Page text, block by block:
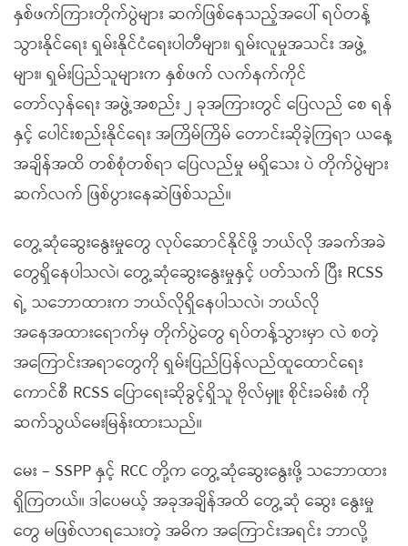
နှစ်ဖက်ကြားတိုက်ပွဲများ ဆက်ဖြစ်နေသည့်အပေါ် ရပ်တန့်
သွားနိုင်ရေး ရှမ်းနိုင်ငံရေးပါတီများ၊ ရှမ်းလူမှုအသင်း အဖွဲ့
များ၊ ရှမ်းပြည်သူများက နှစ်ဖက် လက်နက်ကိုင်
တော်လှန်ရေး အဖွဲ့အစည်း ၂ ခုအကြားတွင် ပြေလည် စေ ရန်
နှင့် ပေါင်းစည်းနိုင်ရေး အကြိမ်ကြိမ် တောင်းဆိုခဲ့ကြရာ ယနေ့
အချိန်အထိ တစ်စုံတစ်ရာ ပြေလည်မှု မရှိသေး ပဲ တိုက်ပွဲများ
ဆက်လက် ဖြစ်ပွားနေဆဲဖြစ်သည်။
တွေ့ဆုံဆွေးနွေးမှုတွေ လုပ်ဆောင်နိုင်ဖို့ ဘယ်လို အခက်အခဲ
တွေရှိနေပါသလဲ၊ တွေ့ဆုံဆွေးနွေးမှုနှင့် ပတ်သက် ပြီး RCSS
ရဲ့ သဘောထားက ဘယ်လိုရှိနေပါသလဲ၊ ဘယ်လို
အနေအထားရောက်မှ တိုက်ပွဲတွေ ရပ်တန့်သွားမှာ လဲ စတဲ့
အကြောင်းအရာတွေကို ရှမ်းပြည်ပြန်လည်ထူထောင်ရေး
ကောင်စီ RCSS ပြောရေးဆိုခွင့်ရှိသူ ဗိုလ်မှူး စိုင်းခမ်းစံ ကို
ဆက်သွယ်မေးမြန်းထားသည်။
မေး – SSPP နှင့် RCC တို့က တွေ့ဆုံဆွေးနွေးဖို့ သဘောထား
ရှိကြတယ်။ ဒါပေမယ့် အခုအချိန်အထိ တွေ့ဆုံ ဆွေး နွေးမှု
တွေ မဖြစ်လာရသေးတဲ့ အဓိက အကြောင်းအရင်း ဘာလို့